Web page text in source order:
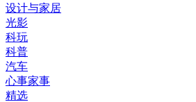
设计与家居
光影
科玩
科普
汽车
心事家事
精选